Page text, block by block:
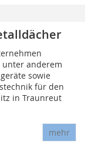
anderem
sowie
für den
in Traunreut
mehr